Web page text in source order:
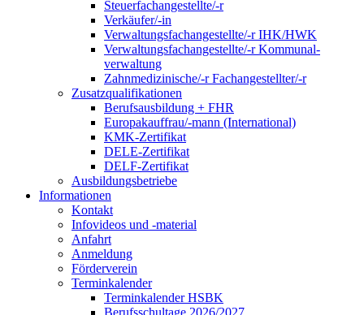
Steuerfachangestellte/-r
Verkäufer/-in
Verwaltungs­fach­angestellte/-r IHK/HWK
Verwaltungsfach­angestellte/-r Kommunal­
verwaltung
Zahnmedizinische/-r Fachangestellter/-r
Zusatzqualifikationen
Berufsausbildung + FHR
Europakauffrau/-mann (International)
KMK-Zertifikat
DELE-Zertifikat
DELF-Zertifikat
Ausbildungsbetriebe
Informationen
Kontakt
Infovideos und -material
Anfahrt
Anmeldung
Förderverein
Terminkalender
Terminkalender HSBK
Berufsschultage 2026/2027